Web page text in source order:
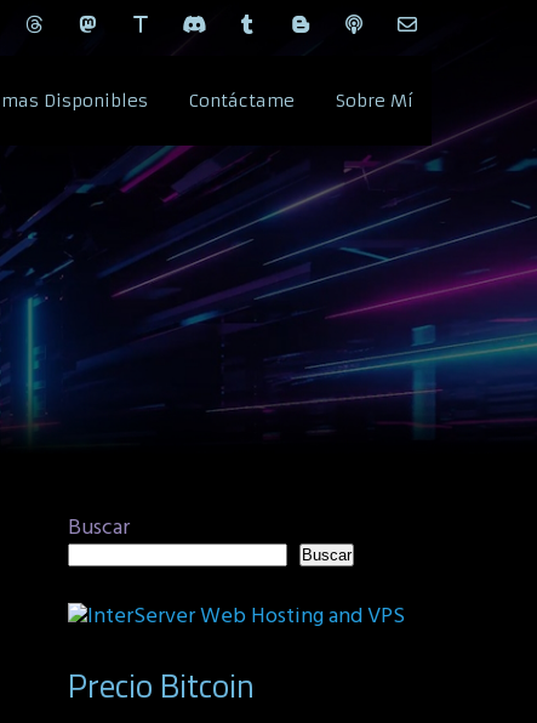
Disponibles Contáctame Sobre Mí
Buscar
Buscar
Precio Bitcoin